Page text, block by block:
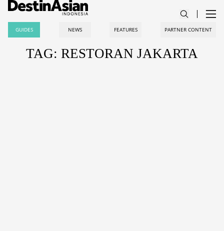
GUIDES NEWS FEATURES PARTNER CONTENT
TAG: RESTORAN JAKARTA